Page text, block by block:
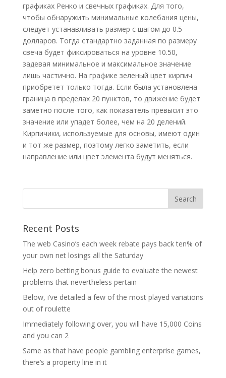
графиках Ренко и свечных графиках. Для того,
чтобы обнаружить минимальные колебания цены,
следует устанавливать размер с шагом до 0.5
долларов. Тогда стандартно заданная по размеру
свеча будет фиксироваться на уровне 10.50,
задевая минимальное и максимальное значение
лишь частично. На графике зеленый цвет кирпич
приобретет только тогда. Если была установлена
граница в пределах 20 пунктов, то движение будет
заметно после того, как показатель превысит это
значение или упадет более, чем на 20 делений.
Кирпичики, используемые для основы, имеют один
и тот же размер, поэтому легко заметить, если
направление или цвет элемента будут меняться.
Recent Posts
The web Casino’s each week rebate pays back ten% of
your own net losings all the Saturday
Help zero betting bonus guide to evaluate the newest
problems that nevertheless pertain
Below, i’ve detailed a few of the most played variations
out of roulette
Immediately following over, you will have 15,000 Coins
and you can 2
Same as that have people gambling enterprise games,
there’s a property line in it